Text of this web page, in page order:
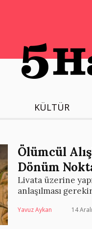
KÜLTÜR
Ölümcül
Dönüm
Livata üzerine
anlaşılması
Yavuz Aykan 14